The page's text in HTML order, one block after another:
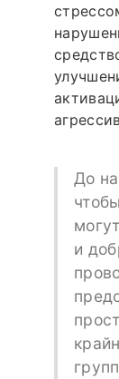
До
и